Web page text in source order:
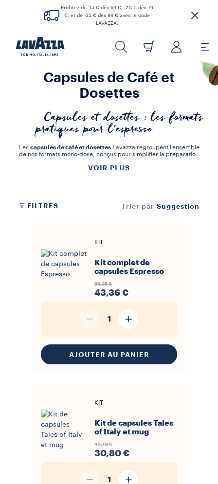
Profitez de -15 € dès 69 €, -20 € dès 79
€, et de -25 € dès 89 € avec le code
LAVAZZA.
Capsules de Café et
Dosettes
Capsules et dosettes : les formats
pratiques pour l'espresso
Les capsules de café et dosettesLavazza regroupent l'ensemble
de nos formats mono-dose, conçus pour simplifier la préparation
développé en cohérence avec les caractéristiques du mélange
machines de ce système, permettant de profiter des mélanges
douces et florales aux intensités corsées avec des senteurs de
chocolat et d'épices. Les informations sur le niveau de torréfaction,
l'intensité et les notes de dégustation figurent sur chaque référence
pour faciliter le choix. Des options décaféinées sont disponibles
dans l'ensemble de la gamme. Consultez notre gamme complète
capsules et dosettes
, identifiez le format compatible avec votre
machine et choisissez la mixture qui correspond à vos préférences.
VOIR PLUS
FILTRES Trier par Suggestion
KIT
Kit complet de
capsules Espresso
55,35 €
43,36 €
1
AJOUTER AU PANIER
KIT
Kit de capsules Tales
of Italy et mug
42,79 €
30,80 €
1